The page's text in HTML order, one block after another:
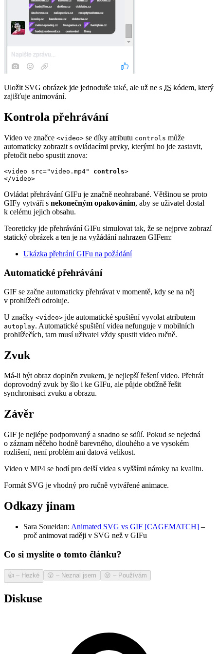
Uložit SVG obrázek jde jednoduše také, ale už ne s JS kódem, který
zajišťuje animování.
Kontrola přehrávání
Video ve značce <video> se díky atributu controls může
automaticky zobrazit s ovládacími prvky, kterými ho jde zastavit,
přetočit nebo spustit znova:
<video src="video.mp4" controls>
</video>
Ovládat přehrávání GIFu je značně neohrabané. Většinou se proto
GIFy vytváří s nekonečným opakováním, aby se uživatel dostal
k celému jejich obsahu.
Teoreticky jde přehrávání GIFu simulovat tak, že se nejprve zobrazí
statický obrázek a ten je na vyžádání nahrazen GIFem:
Ukázka přehrání GIFu na požádání
Automatické přehrávání
GIF se začne automaticky přehrávat v momentě, kdy se na něj
v prohlížeči odroluje.
U značky <video> jde automatické spuštění vyvolat atributem
autoplay. Automatické spuštění videa nefunguje v mobilních
prohlížečích, tam musí uživatel vždy spustit video ručně.
Zvuk
Má-li být obraz doplněn zvukem, je nejlepší řešení video. Přehrát
doprovodný zvuk by šlo i ke GIFu, ale půjde obtížně řešit
synchronisaci zvuku a obrazu.
Závěr
GIF je nejlépe podporovaný a snadno se sdílí. Pokud se nejedná
o záznam něčeho hodně barevného, dlouhého a ve vysokém
rozlišení, není problém ani datová velikost.
Video v MP4 se hodí pro delší videa s vyššími nároky na kvalitu.
Formát SVG je vhodný pro ručně vytvářené animace.
Odkazy jinam
Sara Soueidan: Animated SVG vs GIF [CAGEMATCH] –
proč animovat raději v SVG než v GIFu
Co si myslíte o tomto článku?
👍 – Hezké 😲 – Neznal jsem 😝 – Používám
Diskuse